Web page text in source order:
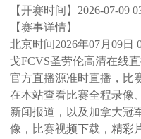
【开赛时间】 2026-07-09
【赛事详情】
北京时间2026年07月09日
戈FCVS圣劳伦高清在线
官方直播源准时直播，比
在本站查看比赛全程录像
新闻报道，以及加拿大冠
像，比赛视频下载，精彩